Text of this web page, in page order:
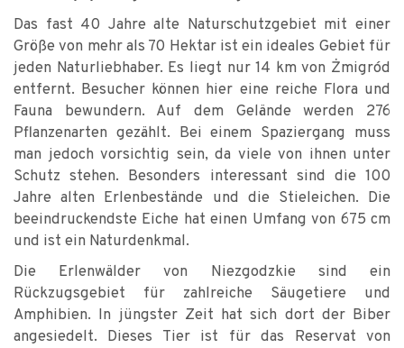
Das fast 40 Jahre alte Naturschutzgebiet mit einer
Größe von mehr als 70 Hektar ist ein ideales Gebiet für
jeden Naturliebhaber. Es liegt nur 14 km von Żmigród
entfernt. Besucher können hier eine reiche Flora und
Fauna bewundern. Auf dem Gelände werden 276
Pflanzenarten gezählt. Bei einem Spaziergang muss
man jedoch vorsichtig sein, da viele von ihnen unter
Schutz stehen. Besonders interessant sind die 100
Jahre alten Erlenbestände und die Stieleichen. Die
beeindruckendste Eiche hat einen Umfang von 675 cm
und ist ein Naturdenkmal.
Die Erlenwälder von Niezgodzkie sind ein
Rückzugsgebiet für zahlreiche Säugetiere und
Amphibien. In jüngster Zeit hat sich dort der Biber
angesiedelt. Dieses Tier ist für das Reservat von